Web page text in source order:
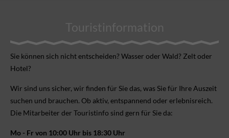
Touristinformation
Sie können sich nicht ent­scheiden? Wasser oder Wald? Zelt oder
Hotel?
Wir sind uns sicher, wir finden für Sie das, was Sie für Ihre Aus­zeit
suchen und brauchen. Ob aktiv, ent­spannend oder erlebnis­reich.
Die Mitarbeiter der Touristinfo sind gern für Sie da:
Mo - Fr von 10:00 Uhr bis 18:30 Uhr